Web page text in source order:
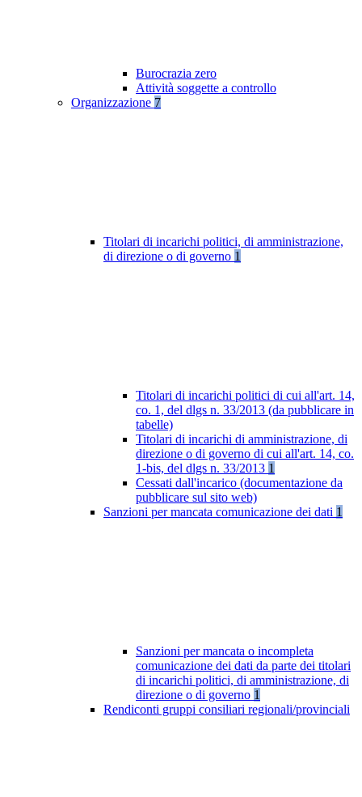
Burocrazia zero
Attività soggette a controllo
Organizzazione 7
Titolari di incarichi politici, di amministrazione,
di direzione o di governo 1
Titolari di incarichi politici di cui all'art. 14,
co. 1, del dlgs n. 33/2013 (da pubblicare in
tabelle)
Titolari di incarichi di amministrazione, di
direzione o di governo di cui all'art. 14, co.
1-bis, del dlgs n. 33/2013 1
Cessati dall'incarico (documentazione da
pubblicare sul sito web)
Sanzioni per mancata comunicazione dei dati 1
Sanzioni per mancata o incompleta
comunicazione dei dati da parte dei titolari
di incarichi politici, di amministrazione, di
direzione o di governo 1
Rendiconti gruppi consiliari regionali/provinciali